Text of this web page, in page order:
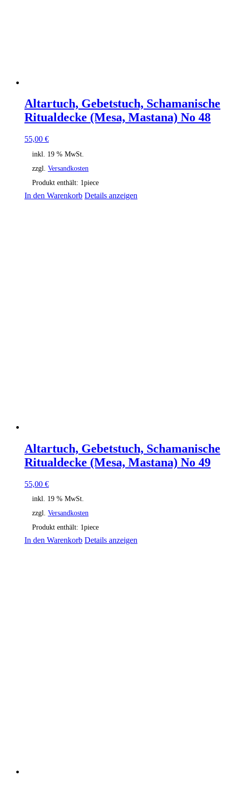
Altartuch, Gebetstuch, Schamanische
Ritualdecke (Mesa, Mastana) No 48
55,00 €
inkl. 19 % MwSt.
zzgl. Versandkosten
Produkt enthält: 1piece
In den Warenkorb Details anzeigen
Altartuch, Gebetstuch, Schamanische
Ritualdecke (Mesa, Mastana) No 49
55,00 €
inkl. 19 % MwSt.
zzgl. Versandkosten
Produkt enthält: 1piece
In den Warenkorb Details anzeigen